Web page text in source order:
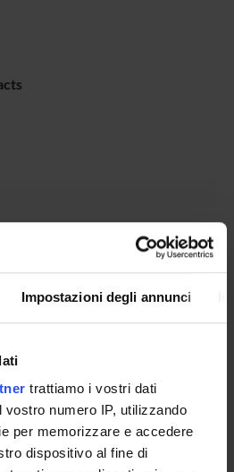
Impostazioni degli annunci
trattiamo i vostri dati
vostro numero IP, utilizzando
per memorizzare e accedere
dispositivo al fine di
by the department
IN THE PROJECT